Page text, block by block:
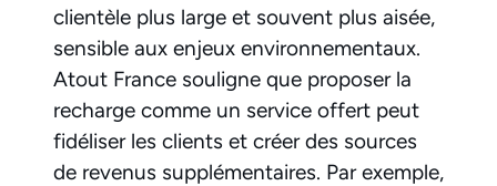
clientèle plus large et souvent plus aisée,
sensible aux enjeux environnementaux.
Atout France souligne que proposer la
recharge comme un service offert peut
fidéliser les clients et créer des sources
de revenus supplémentaires. Par exemple,